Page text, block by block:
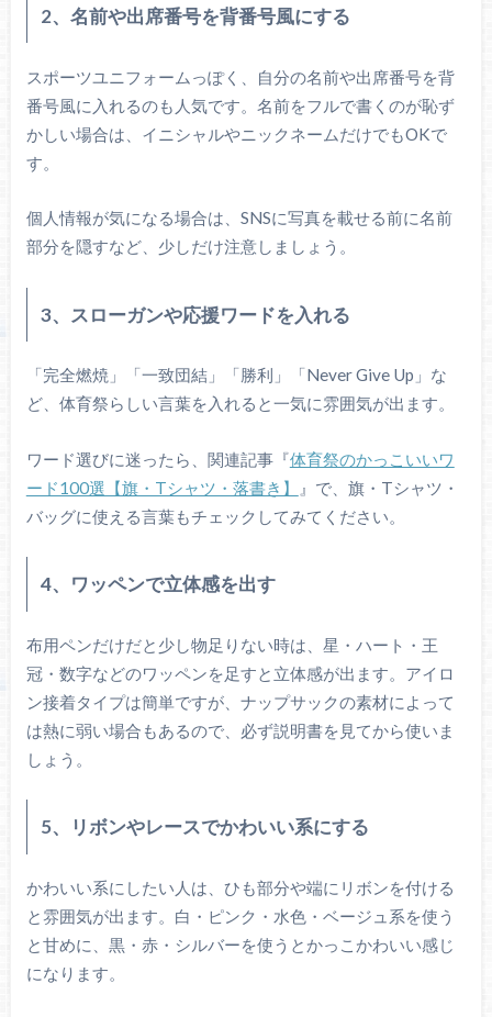
2、名前や出席番号を背番号風にする
スポーツユニフォームっぽく、自分の名前や出席番号を背
番号風に入れるのも人気です。名前をフルで書くのが恥ず
かしい場合は、イニシャルやニックネームだけでもOKで
す。
個人情報が気になる場合は、SNSに写真を載せる前に名前
部分を隠すなど、少しだけ注意しましょう。
3、スローガンや応援ワードを入れる
「完全燃焼」「一致団結」「勝利」「Never Give Up」な
ど、体育祭らしい言葉を入れると一気に雰囲気が出ます。
ワード選びに迷ったら、関連記事『体育祭のかっこいいワ
ード100選【旗・Tシャツ・落書き】
』で、旗・Tシャツ・
バッグに使える言葉もチェックしてみてください。
4、ワッペンで立体感を出す
布用ペンだけだと少し物足りない時は、星・ハート・王
冠・数字などのワッペンを足すと立体感が出ます。アイロ
ン接着タイプは簡単ですが、ナップサックの素材によって
は熱に弱い場合もあるので、必ず説明書を見てから使いま
しょう。
5、リボンやレースでかわいい系にする
かわいい系にしたい人は、ひも部分や端にリボンを付ける
と雰囲気が出ます。白・ピンク・水色・ベージュ系を使う
と甘めに、黒・赤・シルバーを使うとかっこかわいい感じ
になります。